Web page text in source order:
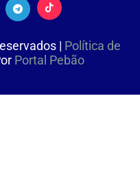
| Política de
Portal Pebão